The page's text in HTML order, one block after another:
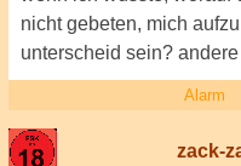
nicht gebeten, mich
unterscheid sein?
Alarm
zack-